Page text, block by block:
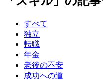
すべて
独立
転職
年金
老後の不安
成功への道